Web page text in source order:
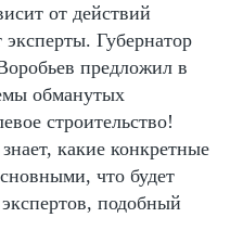
от действий
Губернатор
предложил в
обманутых
строительство!
какие конкретные
что будет
подобный